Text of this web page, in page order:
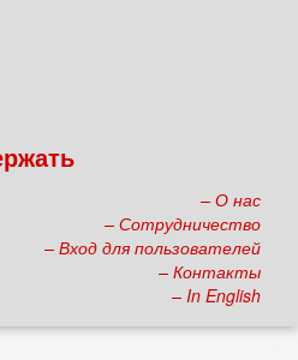
– О нас
– Сотрудничество
– Вход для пользователей
– Контакты
– In English